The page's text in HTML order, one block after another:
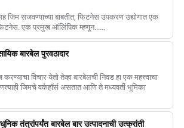
जिम सजवण्याच्या बाबतीत, फिटनेस उपकरण उद्योगात एक
एक प्रमुख ऑलिंपिक म्हणून......
बारबेल पुरवठादार
विचार येतो तेव्हा बारबेलची निवड हा एक महत्त्वाचा
जिमचे वर्कहॉर्स असतात आणि ते मध्यवर्ती भूमिका
तंत्रांपर्यंत बारबेल बार उत्पादनाची उत्क्रांती